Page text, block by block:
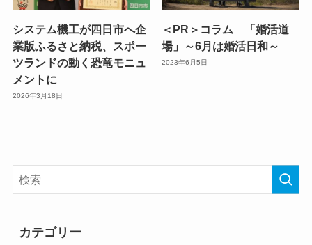
システム機工が四日市へ企
業版ふるさと納税、スポー
ツランドの動く恐竜モニュ
メントに
2026年3月18日
＜PR＞コラム 「婚活道
場」～6月は婚活日和～
2023年6月5日
カテゴリー